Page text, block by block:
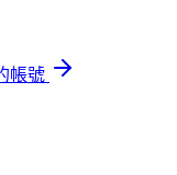
帳號